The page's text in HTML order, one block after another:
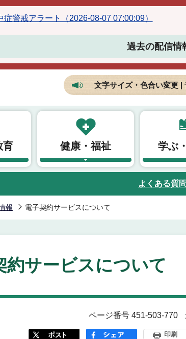
症警戒アラート（2026-08-07 07:00:09）
過去の配信情
文字サイズ・色合い変更 |
育 健康・福祉 学ぶ
よくある質問
報 電子契約サービスについて
約サービスについて
ページ番号 451-503-770
印刷